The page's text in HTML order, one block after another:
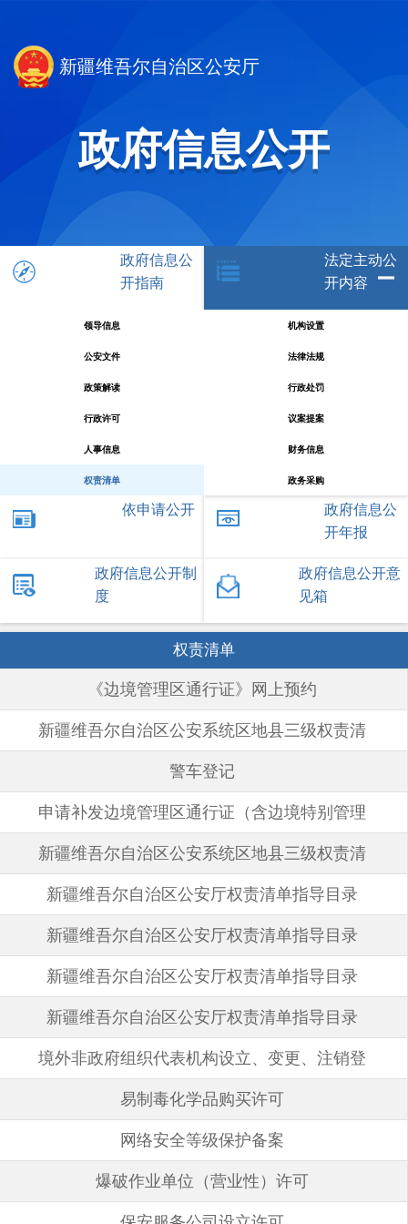
新疆维吾尔自治区公安厅
政府信息公开
政府信息公
开指南
法定主动公
开内容
领导信息 机构设置
公安文件 法律法规
政策解读 行政处罚
行政许可 议案提案
人事信息 财务信息
权责清单 政务采购
依申请公开
政府信息公
开年报
政府信息公开制
度
政府信息公开意
见箱
权责清单
《边境管理区通行证》网上预约
2026-03-18
新疆维吾尔自治区公安系统区地县三级权责清
单指导目录（2024版）
警车登记
2025-09-08
申请补发边境管理区通行证（含边境特别管理
区通行证） 2025-06-19
新疆维吾尔自治区公安系统区地县三级权责清
单指导目录（2024版） 2024-10-24
新疆维吾尔自治区公安厅权责清单指导目录
（2022年版） 2024-10-23
新疆维吾尔自治区公安厅权责清单指导目录
（2022年版） 2023-01-29
新疆维吾尔自治区公安厅权责清单指导目录
（2022年版） 2023-01-29
新疆维吾尔自治区公安厅权责清单指导目录
（2022年版） 2023-01-29
境外非政府组织代表机构设立、变更、注销登
记许可
易制毒化学品购买许可
网络安全等级保护备案
爆破作业单位（营业性）许可